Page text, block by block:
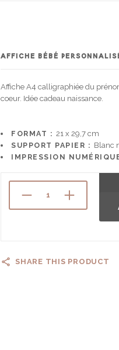
AFFICHE BÉBÉ
Affiche A4 calligraphiée du
coeur. Idée cadeau naissance.
FORMAT : 21 x 29,7 cm
SUPPORT PAPIER : Blanc
IMPRESSION
SHARE THIS PRODUCT